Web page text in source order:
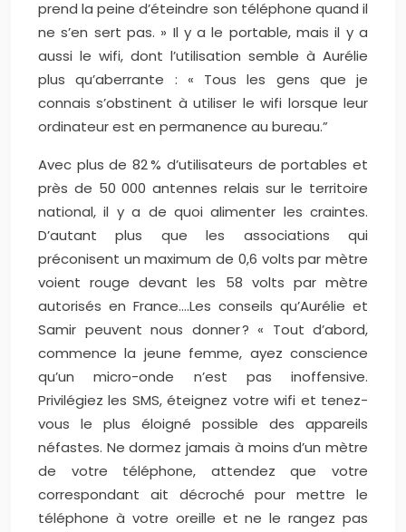
prend la peine d’éteindre son téléphone quand il
ne s’en sert pas. » Il y a le portable, mais il y a
aussi le wifi, dont l’utilisation semble à Aurélie
plus qu’aberrante : « Tous les gens que je
connais s’obstinent à utiliser le wifi lorsque leur
ordinateur est en permanence au bureau.”
Avec plus de 82 % d’utilisateurs de portables et
près de 50 000 antennes relais sur le territoire
national, il y a de quoi alimenter les craintes.
D’autant plus que les associations qui
préconisent un maximum de 0,6 volts par mètre
voient rouge devant les 58 volts par mètre
autorisés en France….Les conseils qu’Aurélie et
Samir peuvent nous donner ? « Tout d’abord,
commence la jeune femme, ayez conscience
qu’un micro-onde n’est pas inoffensive.
Privilégiez les SMS, éteignez votre wifi et tenez-
vous le plus éloigné possible des appareils
néfastes. Ne dormez jamais à moins d’un mètre
de votre téléphone, attendez que votre
correspondant ait décroché pour mettre le
téléphone à votre oreille et ne le rangez pas